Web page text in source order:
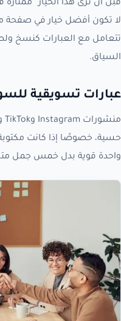
قبل أن ترى هذا الخيار”
لا تكون أفضل خيار في صفحة
تتعامل مع العبارات كنسخ
السياق.
عبارات تسويقية
حسية، خصوصًا إذا كانت
واحدة قوية بدل خمس جمل